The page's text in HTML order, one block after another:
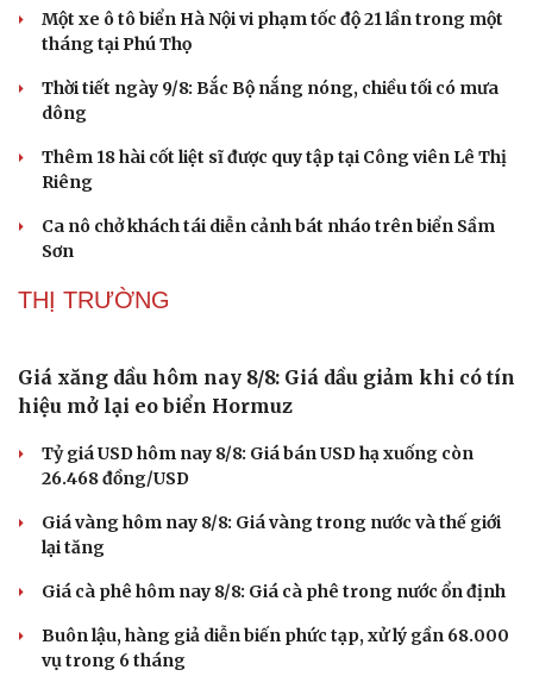
Một xe ô tô biển Hà Nội vi phạm tốc độ 21 lần trong một
tháng tại Phú Thọ
Thời tiết ngày 9/8: Bắc Bộ nắng nóng, chiều tối có mưa
dông
Thêm 18 hài cốt liệt sĩ được quy tập tại Công viên Lê Thị
Riêng
Ca nô chở khách tái diễn cảnh bát nháo trên biển Sầm
Sơn
THỊ TRƯỜNG
Giá xăng dầu hôm nay 8/8: Giá dầu giảm khi có tín
hiệu mở lại eo biển Hormuz
Tỷ giá USD hôm nay 8/8: Giá bán USD hạ xuống còn
26.468 đồng/USD
Giá vàng hôm nay 8/8: Giá vàng trong nước và thế giới
lại tăng
Giá cà phê hôm nay 8/8: Giá cà phê trong nước ổn định
Buôn lậu, hàng giả diễn biến phức tạp, xử lý gần 68.000
vụ trong 6 tháng